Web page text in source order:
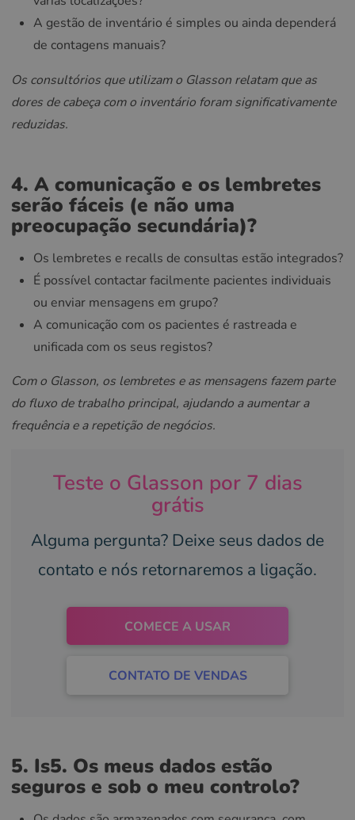
A gestão de inventário é simples ou ainda dependerá
de contagens manuais?
Os consultórios que utilizam o Glasson relatam que as
dores de cabeça com o inventário foram significativamente
reduzidas.
4. A comunicação e os lembretes
serão fáceis (e não uma
preocupação secundária)?
Os lembretes e recalls de consultas estão integrados?
É possível contactar facilmente pacientes individuais
ou enviar mensagens em grupo?
A comunicação com os pacientes é rastreada e
unificada com os seus registos?
Com o Glasson, os lembretes e as mensagens fazem parte
do fluxo de trabalho principal, ajudando a aumentar a
frequência e a repetição de negócios.
Teste o Glasson por 7 dias
grátis
Alguma pergunta? Deixe seus dados de
contato e nós retornaremos a ligação.
COMECE A USAR
CONTATO DE VENDAS
5. Is5. Os meus dados estão
seguros e sob o meu controlo?